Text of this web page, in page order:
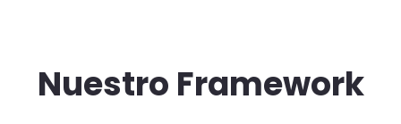
Nuestro Framework